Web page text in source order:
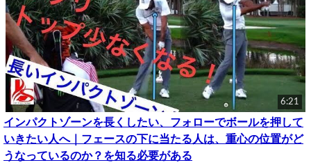
6:21
インパクトゾーンを長くしたい、フォローでボールを押して
いきたい人へ｜フェースの下に当たる人は、重心の位置がど
うなっているのか？を知る必要がある